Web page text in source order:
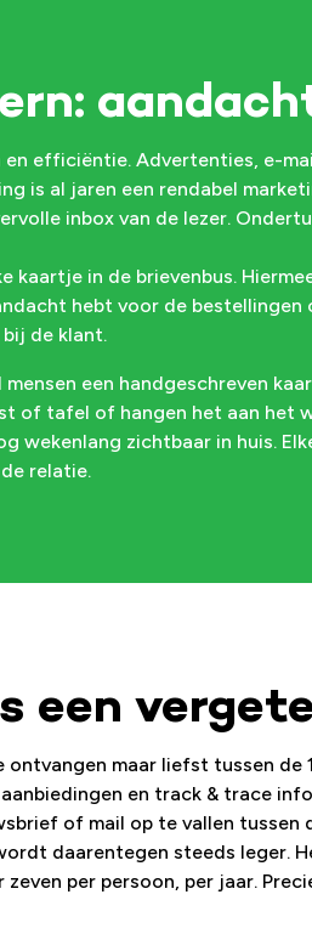
efficiëntie. Advertenties, e-
is al jaren een rendabel
inbox van de lezer.
in de brievenbus.
hebt voor de bestellingen
de klant.
een handgeschreven
of tafel of hangen het aan het
wekenlang zichtbaar in huis.
relatie.
een
ontvangen maar liefst tussen
en track & trace
of mail op te vallen tussen
daarentegen steeds leger.
per persoon, per jaar.